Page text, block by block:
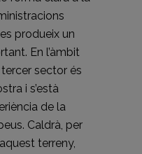
produeix un
En l’àmbit
sector és
i s’està
de la
Caldrà, per
terreny,